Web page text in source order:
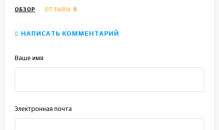
ОБЗОР ОТЗЫВЫ 0
НАПИСАТЬ КОММЕНТАРИЙ
Ваше имя
Электронная почта